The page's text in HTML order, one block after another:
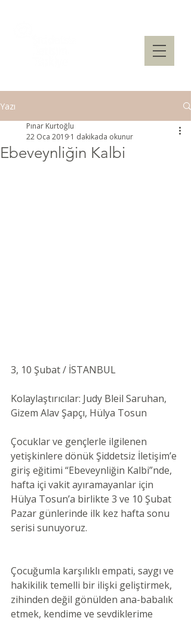
Yazı
Ebeveynliğin Kalbi
Pınar Kurtoğlu
22 Oca 2019 1 dakikada okunur
3, 10 Şubat / İSTANBUL
Kolaylaştırıcılar: Judy Bleil Saruhan,
Gizem Alav Şapçı, Hülya Tosun
Çocuklar ve gençlerle ilgilenen
yetişkinlere dönük Şiddetsiz İletişim’e
giriş eğitimi “Ebeveynliğin Kalbi”nde,
hafta içi vakit ayıramayanlar için
Hülya Tosun’a birlikte 3 ve 10 Şubat
Pazar günlerinde ilk kez hafta sonu
serisi sunuyoruz.
Çocuğumla karşılıklı empati, saygı ve
hakikilik temelli bir ilişki geliştirmek,
zihinden değil gönülden ana-babalık
etmek, kendime ve sevdiklerime